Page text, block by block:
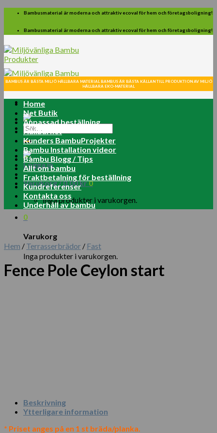
Skip
content
Bambusmaterial är moderna och attraktiv ecoval för hem och företagsboligning!
Bambusmaterial är moderna och attraktiv ecoval för hem och företagsboligning!
Sök
efter:
Logga in
Varukorg /0.00kr0
Inga produkter i varukorgen.
0
Varukorg
Inga produkter i varukorgen.
BAMBUS ÄR BÄSTA MILJÖ HÅLLBARA MATERIAL BAMBUS ÄR BÄSTA KÄLLAN TILL PRODUKTION AV MILJÖ
HÅLLBARA EKO-MATERIAL
Home
Net Butik
Anpassad beställning
Hållbarhet
Kunders BambuProjekter
Bambu Installation videor
Bambu Blogg / Tips
Allt om bambu
Fraktbetalning för beställning
Kundreferenser
Kontakta oss
Underhåll av bambu
Hem / Terrasserbrädor / Fast
Fence Pole Ceylon start
Beskrivning
Ytterligare information
* Priset anges på en 1 st bräda/planka.